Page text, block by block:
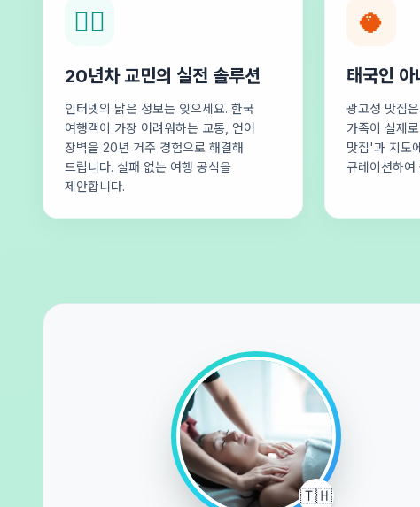
🕵️‍♂️
20년차 교민의 실전 솔루션
인터넷의 낡은 정보는 잊으세요. 한국
여행객이 가장 어려워하는 교통, 언어
장벽을 20년 거주 경험으로 해결해
드립니다. 실패 없는 여행 공식을
제안합니다.
🥥
태국인
광고성 맛집
가족이 실제
맛집'과 지도
큐레이션하여
🇹🇭